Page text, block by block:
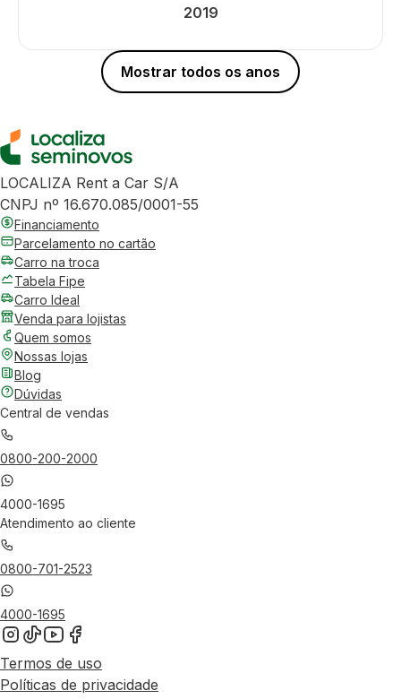
2019
Mostrar todos os anos
LOCALIZA Rent a Car S/A
CNPJ nº 16.670.085/0001-55
Financiamento
Parcelamento no cartão
Carro na troca
Tabela Fipe
Carro Ideal
Venda para lojistas
Quem somos
Nossas lojas
Blog
Dúvidas
Central de vendas
0800-200-2000
4000-1695
Atendimento ao cliente
0800-701-2523
4000-1695
Termos de uso
Políticas de privacidade